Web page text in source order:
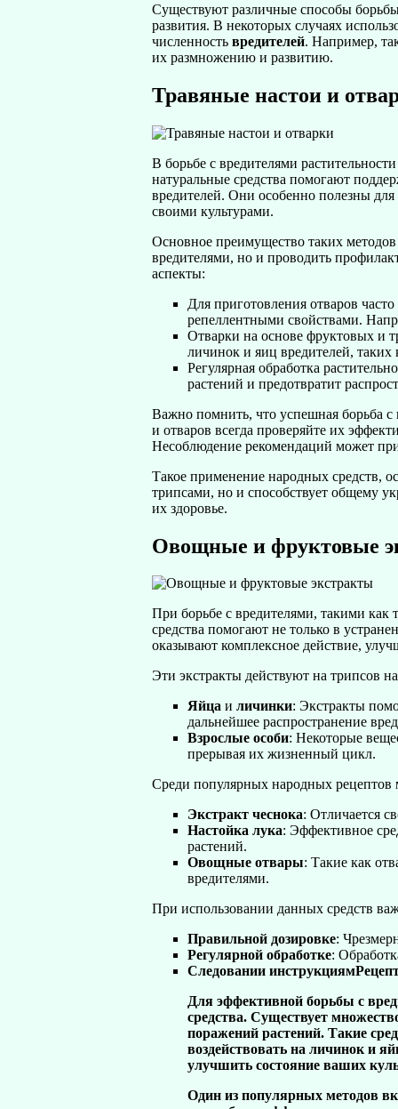
Существуют различные способы
развития. В некоторых случаях
численность вредителей. Например,
их размножению и развитию.
Травяные настои и
В борьбе с вредителями
натуральные средства помогают
вредителей. Они особенно полезны
своими культурами.
Основное преимущество таких методов
вредителями, но и проводить
аспекты:
Для приготовления отваров
репеллентными свойствами.
Отварки на основе фруктовых и
личинок и яиц вредителей, таких
Регулярная обработка
растений и предотвратит
Важно помнить, что успешная борьба с
и отваров всегда проверяйте их
Несоблюдение рекомендаций может
Такое применение народных средств,
трипсами, но и способствует общему
их здоровье.
Овощные и фруктовые
При борьбе с вредителями, такими
средства помогают не только в
оказывают комплексное действие,
Эти экстракты действуют на трипсов
Яйца и личинки: Экстракты
дальнейшее распространение
Взрослые особи: Некоторые
прерывая их жизненный цикл.
Среди популярных народных
Экстракт чеснока: Отличается
Настойка лука: Эффективное
растений.
Овощные отвары: Такие как
вредителями.
При использовании данных средств
Правильной дозировке:
Регулярной обработке:
Следовании инструкциям
Для эффективной борьбы с
средства. Существует
поражений растений. Такие
воздействовать на личинок и
улучшить состояние ваших
Один из популярных методов